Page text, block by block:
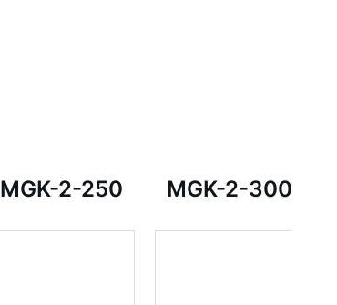
MGK-2-250 MGK-2-300